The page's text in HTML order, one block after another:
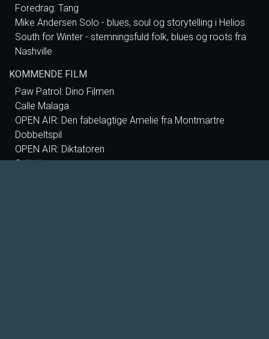
Foredrag: Tang
Mike Andersen Solo - blues, soul og storytelling i Helios
South for Winter - stemningsfuld folk, blues og roots fra
Nashville
KOMMENDE FILM
Paw Patrol: Dino Filmen
Calle Malaga
OPEN AIR: Den fabelagtige Amelie fra Montmartre
Dobbeltspil
OPEN AIR: Diktatoren
Saltstien